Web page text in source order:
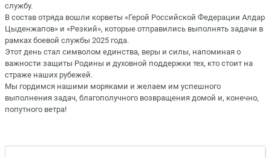
службу.
В состав отряда вошли корветы «Герой Российской Федерации Алдар
Цыденжапов» и «Резкий», которые отправились выполнять задачи в
рамках боевой службы 2025 года.
Этот день стал символом единства, веры и силы, напоминая о
важности защиты Родины и духовной поддержки тех, кто стоит на
страже наших рубежей.
Мы гордимся нашими моряками и желаем им успешного
выполнения задач, благополучного возвращения домой и, конечно,
попутного ветра!